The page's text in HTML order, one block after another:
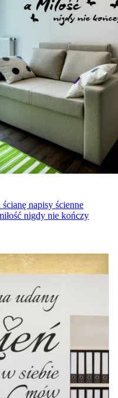
napisy ścienne
nigdy nie kończy